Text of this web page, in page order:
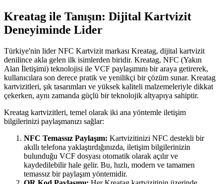
Kreatag ile Tanışın: Dijital Kartvizit
Deneyiminde Lider
Türkiye'nin lider NFC Kartvizit markası Kreatag, dijital kartvizit
denilince akla gelen ilk isimlerden biridir. Kreatag, NFC (Yakın
Alan İletişimi) teknolojisi ile VCF paylaşımını bir araya getirerek,
kullanıcılara son derece pratik ve yenilikçi bir çözüm sunar. Kreatag
kartvizitleri, şık tasarımları ve yüksek kaliteli malzemeleriyle dikkat
çekerken, aynı zamanda güçlü bir teknolojik altyapıya sahiptir.
Kreatag kartvizitleri, temel olarak iki ana yöntemle iletişim
bilgilerinizi paylaşmanızı sağlar:
NFC Temassız Paylaşım: Kartvizitinizi NFC destekli bir
akıllı telefona yaklaştırdığınızda, iletişim bilgilerinizin
bulunduğu VCF dosyası otomatik olarak açılır ve
kaydedilebilir hale gelir. Bu, hızlı, modern ve tamamen
temassız bir paylaşım yöntemidir.